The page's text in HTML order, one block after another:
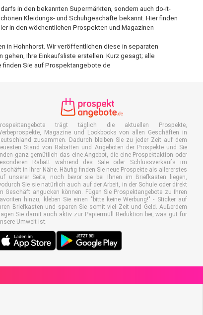
in den bekannten Supermärkten, sondern auch do-it-
Kleidungs- und Schuhgeschäfte bekannt. Hier finden
in den wöchentlichen Prospekten und Magazinen
in Hohnhorst. Wir veröffentlichen diese in separaten
Ihre Einkaufsliste erstellen. Kurz gesagt; alle
finden Sie auf Prospektangebote.de
trägt täglich die aktuellen Prospekte,
Magazine und Lookbooks von allen Geschäften in
zusammen. Dadurch bleiben Sie zu jeder Zeit auf dem
Stand von Rabatten und Angeboten der Prospekte und Sie
ganz gemütlich das eine Angebot, die eine Prospektaktion oder
Rabatt während des Sale oder Schlussverkaufs im
in Ihrer Nähe. Häufig finden Sie neue Prospekte als allererstes
unserer Seite, noch bevor sie bei Ihnen im Briefkasten liegen,
Sie sie natürlich auch auf der Arbeit, in der Schule oder direkt
Geschäft angucken können. Fügen Sie Prospektangebote zu Ihren
hinzu, kleben Sie einen "bitte keine Werbung!" - Sticker auf
Briefkasten und sparen Sie somit viel Zeit und Geld. Außerdem
Sie damit auch aktiv zur Papiermüll Reduktion bei, was gut für
Umwelt ist.